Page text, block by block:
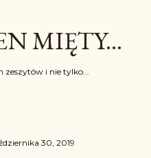
MIĘTY...
zeszytów i nie tylko...
30, 2019